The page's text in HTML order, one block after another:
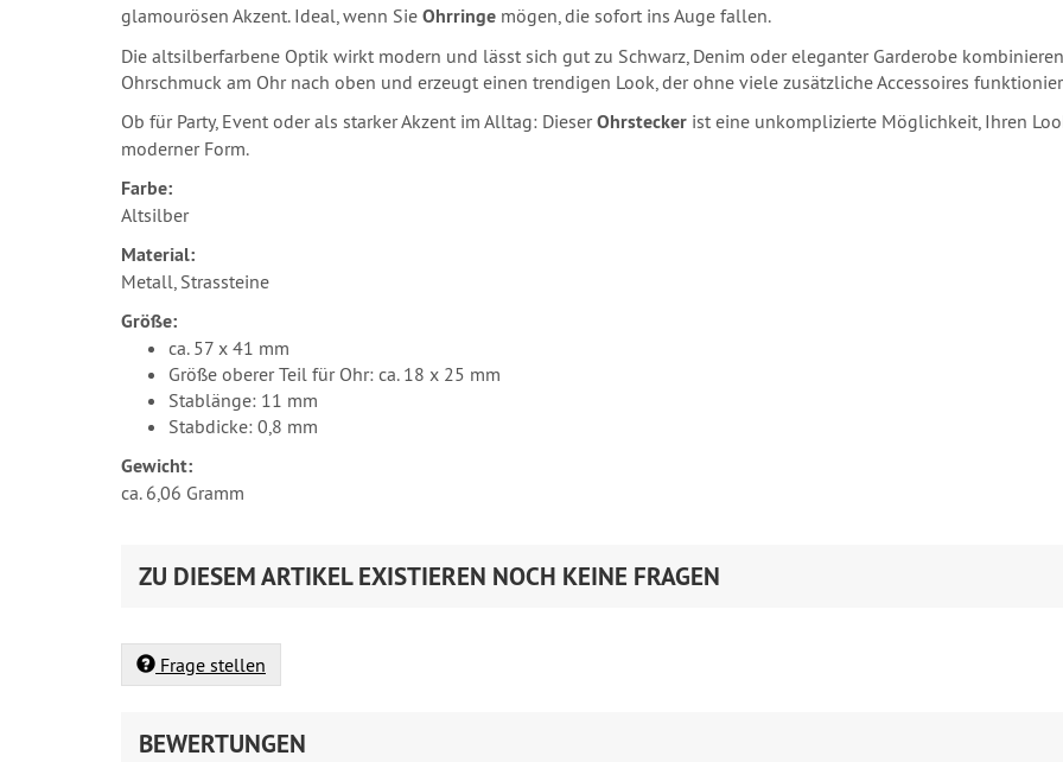
glamourösen Akzent. Ideal, wenn Sie Ohrringe mögen, die sofort ins Auge fallen.
Die altsilberfarbene Optik wirkt modern und lässt sich gut zu Schwarz, Denim oder eleganter Garderobe
Ohrschmuck am Ohr nach oben und erzeugt einen trendigen Look, der ohne viele zusätzliche Accessoires
Ob für Party, Event oder als starker Akzent im Alltag: DieserOhrstecker ist eine unkomplizierte Möglichkeit, Ihren
moderner Form.
Farbe:
Altsilber
Material:
Metall, Strassteine
Größe:
ca. 57 x 41 mm
Größe oberer Teil für Ohr: ca. 18 x 25 mm
Stablänge: 11 mm
Stabdicke: 0,8 mm
Gewicht:
ca. 6,06 Gramm
ZU DIESEM ARTIKEL EXISTIEREN NOCH KEINE FRAGEN
Frage stellen
BEWERTUNGEN